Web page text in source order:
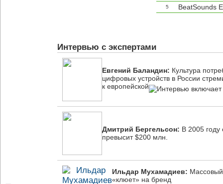
5 BeatSounds
Интервью с экспертами
Евгений Баландин: Культура
цифровых устройств в России
к европейской
Дмитрий Бергельсон: В 2005
превысит $200 млн.
Ильдар Мухамадиев:
«клюет» на бренд